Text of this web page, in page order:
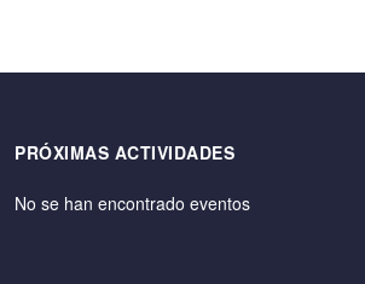
PRÓXIMAS ACTIVIDADES
No se han encontrado eventos